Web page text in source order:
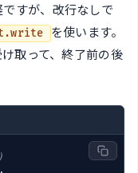
ですが、改行なしで
を使います。
取って、終了前の後